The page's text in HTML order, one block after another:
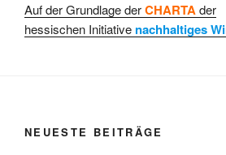
Auf der Grundlage derCHARTAder
hessischen Initiative nachhaltiges
NEUESTE BEITRÄGE